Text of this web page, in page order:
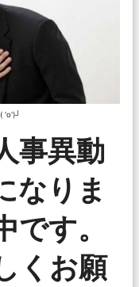
'o')┘
事異動
なりま
です。
くお願